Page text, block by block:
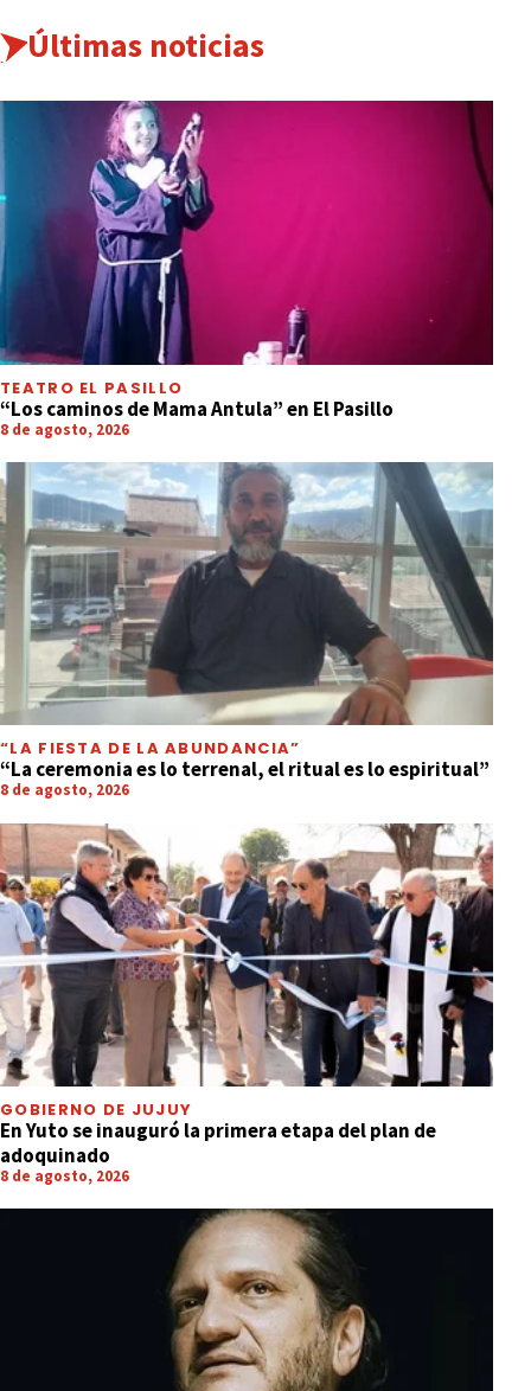
Últimas noticias
TEATRO EL PASILLO
“Los caminos de Mama Antula” en El Pasillo
8 de agosto, 2026
“LA FIESTA DE LA ABUNDANCIA”
“La ceremonia es lo terrenal, el ritual es lo espiritual”
8 de agosto, 2026
GOBIERNO DE JUJUY
En Yuto se inauguró la primera etapa del plan de
adoquinado
8 de agosto, 2026